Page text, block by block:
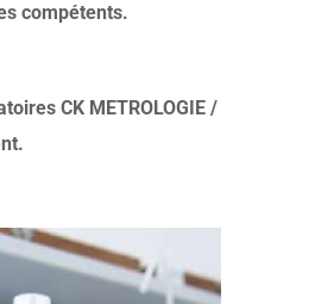
compétents.
CK METROLOGIE /